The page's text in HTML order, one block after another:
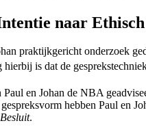
naar
praktijkgericht onderzoek
hierbij is dat de
en Johan de NBA
hebben Paul en
.